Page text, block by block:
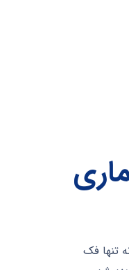
تنها فک